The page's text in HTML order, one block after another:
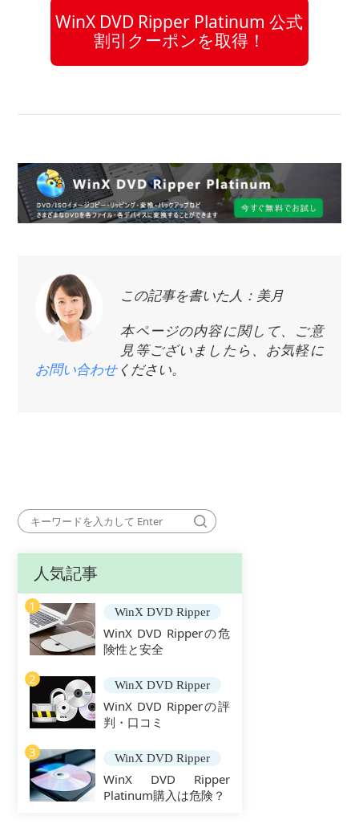
WinX DVD Ripper Platinum 公式
割引クーポンを取得！
この記事を書いた人：美月
本ページの内容に関して、ご意
見等ございましたら、お気軽に
お問い合わせください。
人気記事
1 WinX DVD Ripper
WinX DVD Ripperの危
険性と安全
2
WinX DVD Ripper
WinX DVD Ripperの評
判・口コミ
3
WinX DVD Ripper
WinX DVD Ripper
Platinum購入は危険？